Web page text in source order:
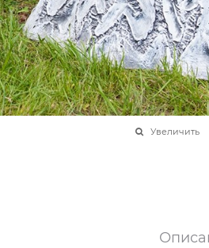
Увеличить